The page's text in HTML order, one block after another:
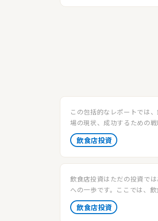
飲食店投資
この包括的なレポートでは
場の現状、成功するための
将来の展望について詳しく
資で成功を収めるための重要
飲食店投資
飲食店投資はただの投資で
への一歩です。ここでは、
用居抜き物件を使った賢い